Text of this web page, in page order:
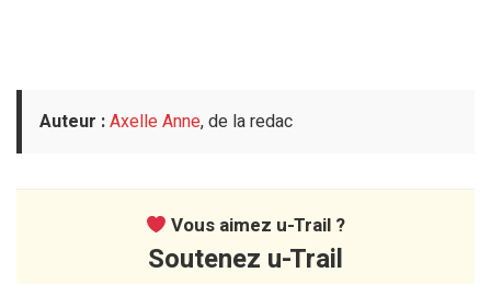
Auteur :Axelle Anne, de la redac
Vous aimez u-Trail ?
Soutenez u-Trail